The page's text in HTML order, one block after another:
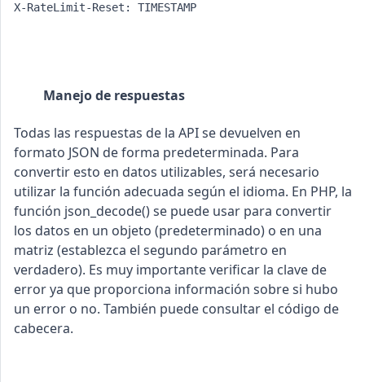
X-RateLimit-Reset: TIMESTAMP
Manejo de respuestas
Todas las respuestas de la API se devuelven en
formato JSON de forma predeterminada. Para
convertir esto en datos utilizables, será necesario
utilizar la función adecuada según el idioma. En PHP, la
función json_decode() se puede usar para convertir
los datos en un objeto (predeterminado) o en una
matriz (establezca el segundo parámetro en
verdadero). Es muy importante verificar la clave de
error ya que proporciona información sobre si hubo
un error o no. También puede consultar el código de
cabecera.